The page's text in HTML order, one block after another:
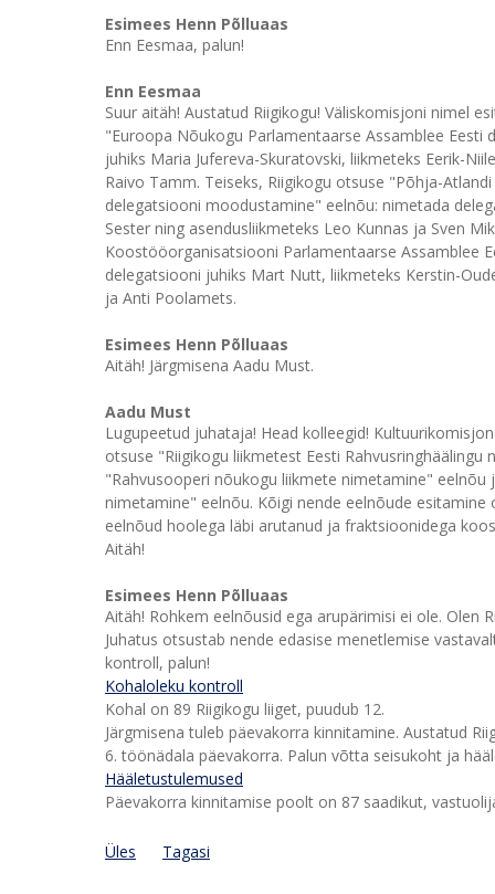
Esimees Henn Põlluaas
Enn Eesmaa, palun!
Enn Eesmaa
Suur aitäh! Austatud Riigikogu! Väliskomisjoni nimel
"Euroopa Nõukogu Parlamentaarse Assamblee
juhiks Maria Jufereva-Skuratovski, liikmeteks Eerik-
Raivo Tamm. Teiseks, Riigikogu otsuse "Põhja-
delegatsiooni moodustamine" eelnõu: nimetada
Sester ning asendusliikmeteks Leo Kunnas ja Sven
Koostööorganisatsiooni Parlamentaarse Assamblee
delegatsiooni juhiks Mart Nutt, liikmeteks Kerstin-
ja Anti Poolamets.
Esimees Henn Põlluaas
Aitäh! Järgmisena Aadu Must.
Aadu Must
Lugupeetud juhataja! Head kolleegid!
otsuse "Riigikogu liikmetest Eesti
"Rahvusooperi nõukogu liikmete nimetamine"
nimetamine" eelnõu. Kõigi nende eelnõude
eelnõud hoolega läbi arutanud ja fraktsioonidega
Aitäh!
Esimees Henn Põlluaas
Aitäh! Rohkem eelnõusid ega arupärimisi ei ole. Olen
Juhatus otsustab nende edasise menetlemise
kontroll, palun!
Kohaloleku kontroll
Kohal on 89 Riigikogu liiget, puudub 12.
Järgmisena tuleb päevakorra kinnitamine. Austatud
6. töönädala päevakorra. Palun võtta seisukoht ja
Hääletustulemused
Päevakorra kinnitamise poolt on 87 saadikut,
Üles Tagasi